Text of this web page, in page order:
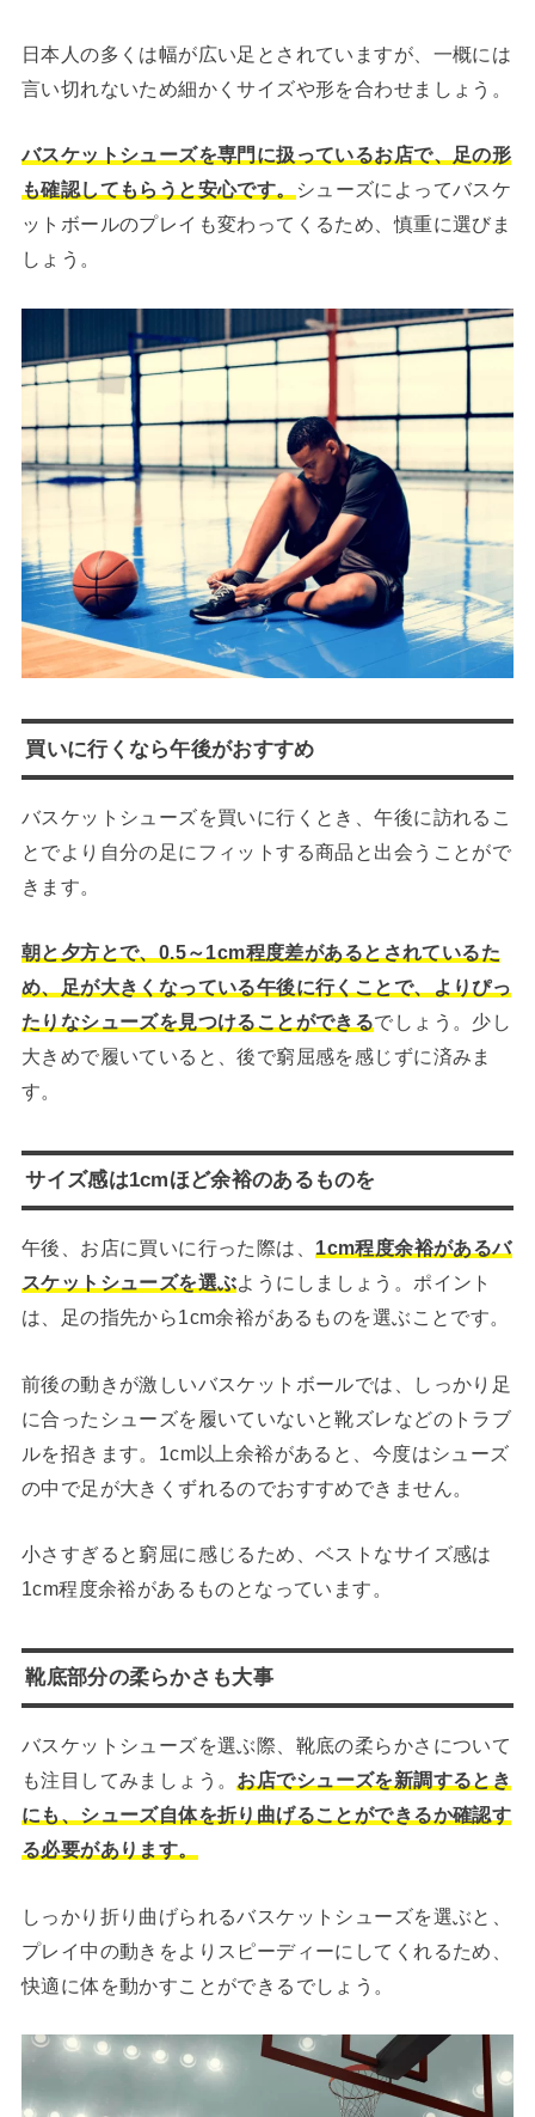
日本人の多くは幅が広い足とされていますが、一概には
言い切れないため細かくサイズや形を合わせましょう。
バスケットシューズを専門に扱っているお店で、足の形
も確認してもらうと安心です。
シューズによってバスケ
ットボールのプレイも変わってくるため、慎重に選びま
しょう。
買いに行くなら午後がおすすめ
バスケットシューズを買いに行くとき、午後に訪れるこ
とでより自分の足にフィットする商品と出会うことがで
きます。
朝と夕方とで、0.5～1cm程度差があるとされているた
め、足が大きくなっている午後に行くことで、よりぴっ
たりなシューズを見つけることができるでしょう。少し
大きめで履いていると、後で窮屈感を感じずに済みま
す。
サイズ感は1cmほど余裕のあるものを
午後、お店に買いに行った際は、 1cm程度余裕があるバ
スケットシューズを選ぶようにしましょう。ポイント
は、足の指先から1cm余裕があるものを選ぶことです。
前後の動きが激しいバスケットボールでは、しっかり足
に合ったシューズを履いていないと靴ズレなどのトラブ
ルを招きます。1cm以上余裕があると、今度はシューズ
の中で足が大きくずれるのでおすすめできません。
小さすぎると窮屈に感じるため、ベストなサイズ感は
1cm程度余裕があるものとなっています。
靴底部分の柔らかさも大事
バスケットシューズを選ぶ際、靴底の柔らかさについて
も注目してみましょう。 お店でシューズを新調するとき
にも、シューズ自体を折り曲げることができるか確認す
る必要があります。
しっかり折り曲げられるバスケットシューズを選ぶと、
プレイ中の動きをよりスピーディーにしてくれるため、
快適に体を動かすことができるでしょう。